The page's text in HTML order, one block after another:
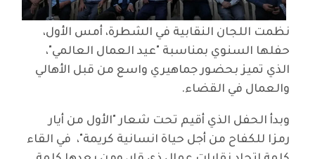
نظمت اللجان النقابية في الشطرة، أمس الأول،
حفلها السنوي بمناسبة "عيد العمال العالمي"،
الذي تميز بحضور جماهيري واسع من قبل الأهالي
والعمال في القضاء.
وبدأ الحفل الذي أقيم تحت شعار "الأول من أيار
رمزا للكفاح من أجل حياة انسانية كريمة"، في القاء